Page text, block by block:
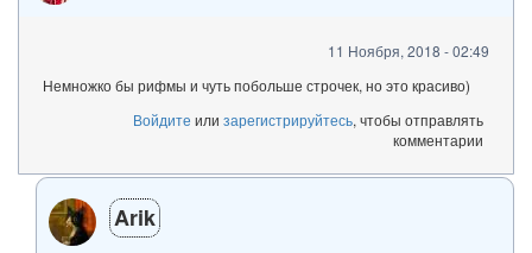
11 Ноября, 2018 - 02:49
Немножко бы рифмы и чуть побольше строчек, но это красиво)
Войдите или зарегистрируйтесь, чтобы отправлять
комментарии
Arik